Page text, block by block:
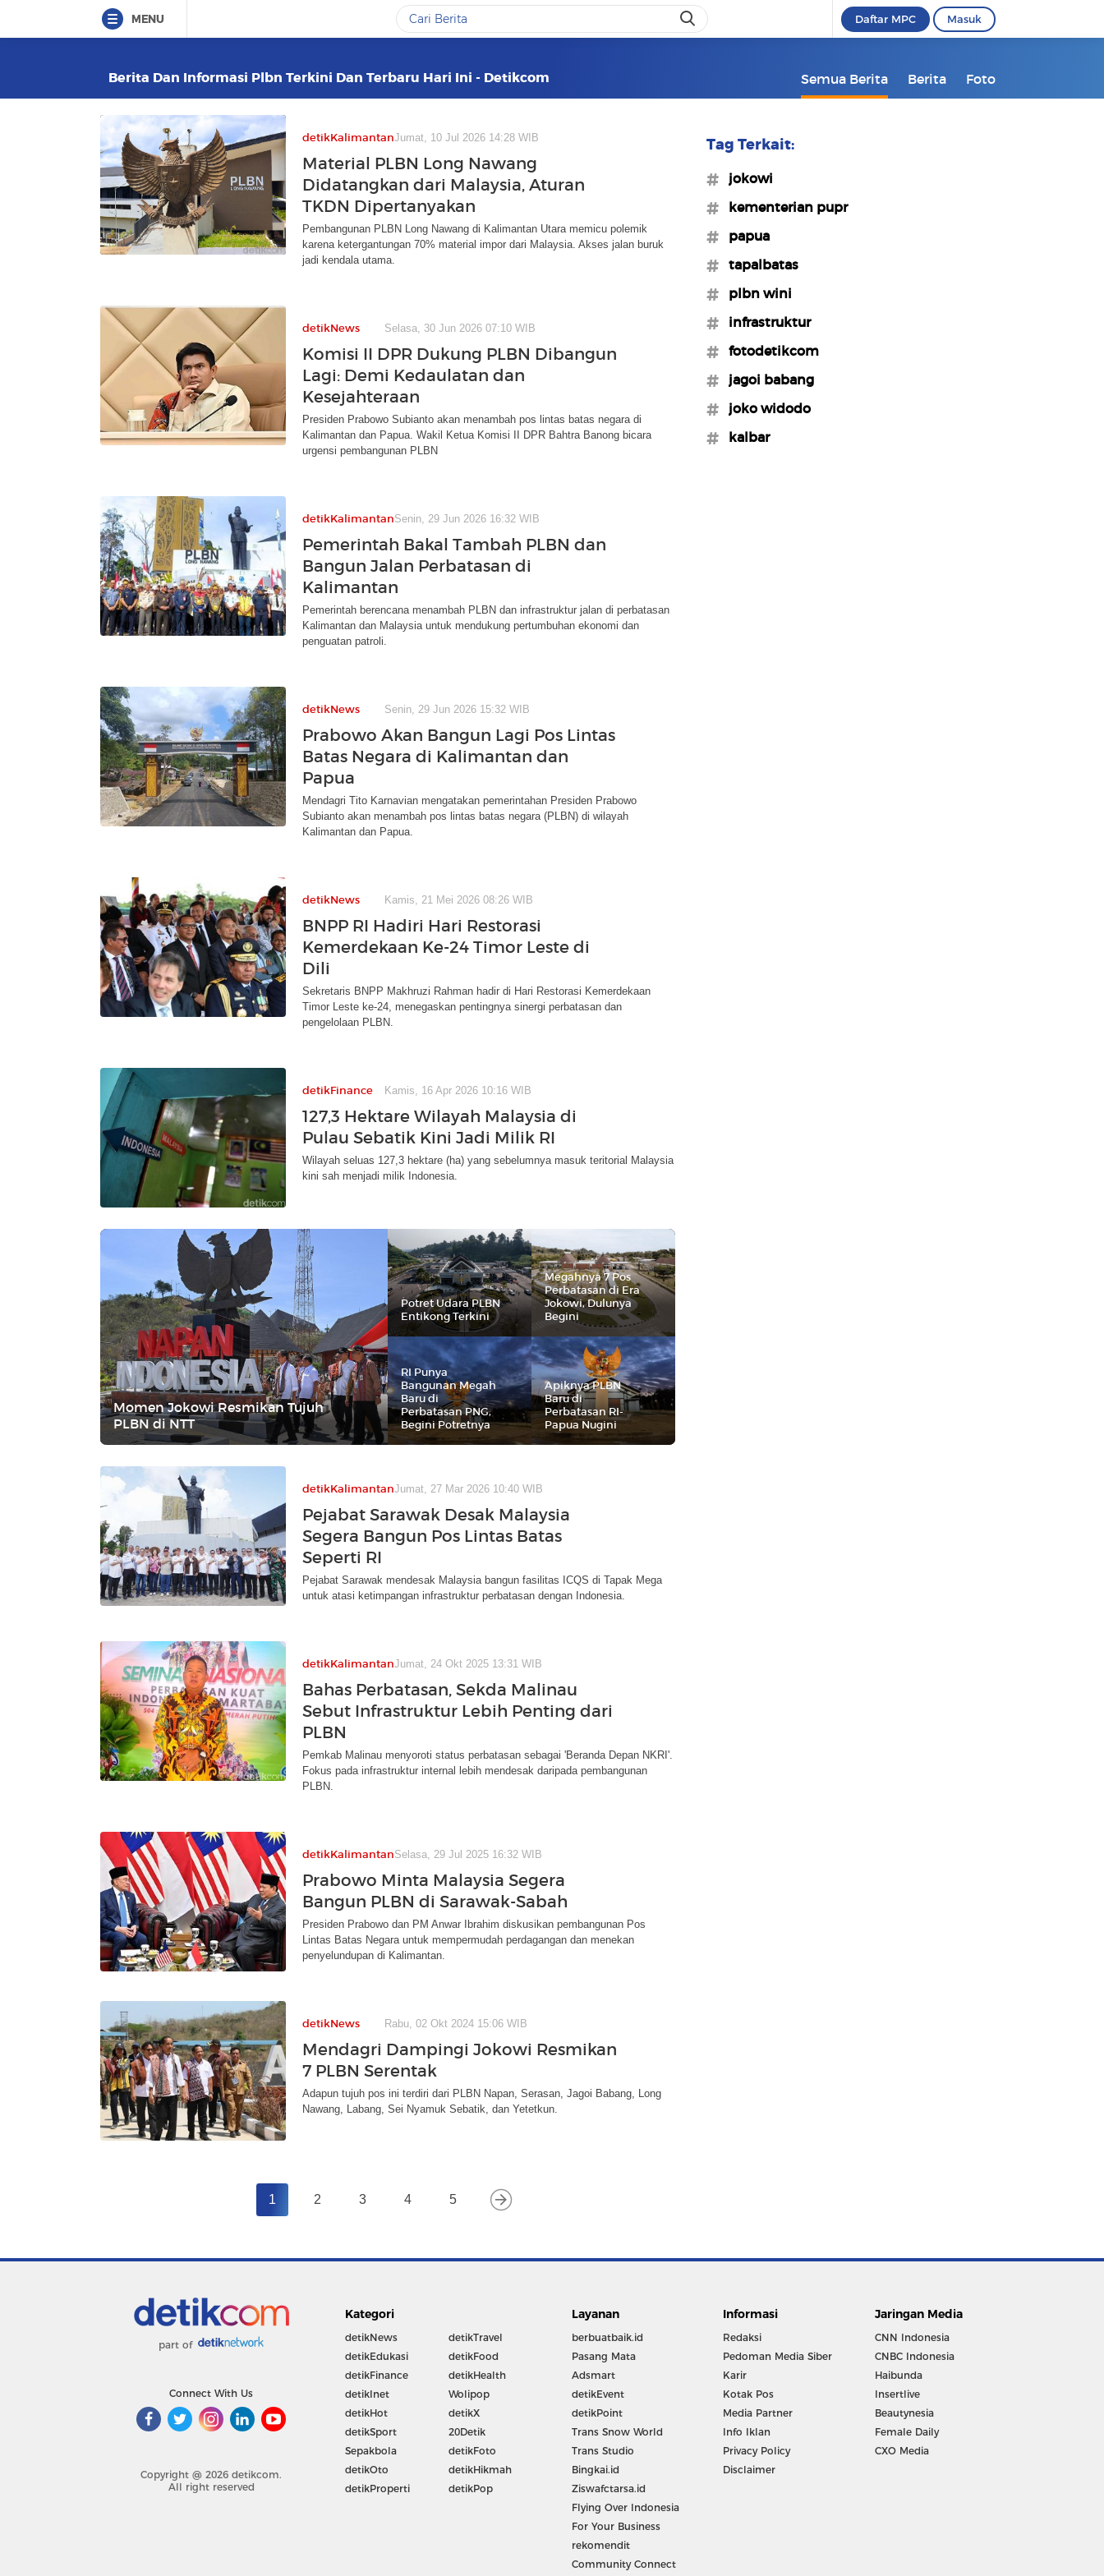
MENU Daftar MPC Masuk
Berita Dan Informasi Plbn Terkini Dan Terbaru Hari Ini - Detikcom Semua Berita Berita Foto
detikKalimantanJumat, 10 Jul 2026 14:28 WIB
Material PLBN Long Nawang
Didatangkan dari Malaysia, Aturan
TKDN Dipertanyakan
Pembangunan PLBN Long Nawang di Kalimantan Utara memicu polemik
karena ketergantungan 70% material impor dari Malaysia. Akses jalan buruk
jadi kendala utama.
detikNews Selasa, 30 Jun 2026 07:10 WIB
Komisi II DPR Dukung PLBN Dibangun
Lagi: Demi Kedaulatan dan
Kesejahteraan
Presiden Prabowo Subianto akan menambah pos lintas batas negara di
Kalimantan dan Papua. Wakil Ketua Komisi II DPR Bahtra Banong bicara
urgensi pembangunan PLBN
detikKalimantanSenin, 29 Jun 2026 16:32 WIB
Pemerintah Bakal Tambah PLBN dan
Bangun Jalan Perbatasan di
Kalimantan
Pemerintah berencana menambah PLBN dan infrastruktur jalan di perbatasan
Kalimantan dan Malaysia untuk mendukung pertumbuhan ekonomi dan
penguatan patroli.
detikNews Senin, 29 Jun 2026 15:32 WIB
Prabowo Akan Bangun Lagi Pos Lintas
Batas Negara di Kalimantan dan
Papua
Mendagri Tito Karnavian mengatakan pemerintahan Presiden Prabowo
Subianto akan menambah pos lintas batas negara (PLBN) di wilayah
Kalimantan dan Papua.
detikNews Kamis, 21 Mei 2026 08:26 WIB
BNPP RI Hadiri Hari Restorasi
Kemerdekaan Ke-24 Timor Leste di
Dili
Sekretaris BNPP Makhruzi Rahman hadir di Hari Restorasi Kemerdekaan
Timor Leste ke-24, menegaskan pentingnya sinergi perbatasan dan
pengelolaan PLBN.
detikFinance Kamis, 16 Apr 2026 10:16 WIB
127,3 Hektare Wilayah Malaysia di
Pulau Sebatik Kini Jadi Milik RI
Wilayah seluas 127,3 hektare (ha) yang sebelumnya masuk teritorial Malaysia
kini sah menjadi milik Indonesia.
Momen Jokowi Resmikan Tujuh
PLBN di NTT
Potret Udara PLBN
Entikong Terkini
Megahnya 7 Pos
Perbatasan di Era
Jokowi, Dulunya
Begini
RI Punya
Bangunan Megah
Baru di
Perbatasan PNG,
Begini Potretnya
Apiknya PLBN
Baru di
Perbatasan RI-
Papua Nugini
detikKalimantanJumat, 27 Mar 2026 10:40 WIB
Pejabat Sarawak Desak Malaysia
Segera Bangun Pos Lintas Batas
Seperti RI
Pejabat Sarawak mendesak Malaysia bangun fasilitas ICQS di Tapak Mega
untuk atasi ketimpangan infrastruktur perbatasan dengan Indonesia.
detikKalimantanJumat, 24 Okt 2025 13:31 WIB
Bahas Perbatasan, Sekda Malinau
Sebut Infrastruktur Lebih Penting dari
PLBN
Pemkab Malinau menyoroti status perbatasan sebagai 'Beranda Depan NKRI'.
Fokus pada infrastruktur internal lebih mendesak daripada pembangunan
PLBN.
detikKalimantanSelasa, 29 Jul 2025 16:32 WIB
Prabowo Minta Malaysia Segera
Bangun PLBN di Sarawak-Sabah
Presiden Prabowo dan PM Anwar Ibrahim diskusikan pembangunan Pos
Lintas Batas Negara untuk mempermudah perdagangan dan menekan
penyelundupan di Kalimantan.
detikNews Rabu, 02 Okt 2024 15:06 WIB
Mendagri Dampingi Jokowi Resmikan
7 PLBN Serentak
Adapun tujuh pos ini terdiri dari PLBN Napan, Serasan, Jagoi Babang, Long
Nawang, Labang, Sei Nyamuk Sebatik, dan Yetetkun.
1 2 3 4 5
Tag Terkait:
#jokowi
#kementerian pupr
#papua
#tapalbatas
#plbn wini
#infrastruktur
#fotodetikcom
#jagoi babang
#joko widodo
#kalbar
part of
Connect With Us
Copyright @ 2026 detikcom.
All right reserved
Kategori
detikNews
detikEdukasi
detikFinance
detikInet
detikHot
detikSport
Sepakbola
detikOto
detikProperti
detikTravel
detikFood
detikHealth
Wolipop
detikX
20Detik
detikFoto
detikHikmah
detikPop
Layanan
berbuatbaik.id
Pasang Mata
Adsmart
detikEvent
detikPoint
Trans Snow World
Trans Studio
Bingkai.id
Ziswafctarsa.id
Flying Over Indonesia
For Your Business
rekomendit
Community Connect
Informasi
Redaksi
Pedoman Media Siber
Karir
Kotak Pos
Media Partner
Info Iklan
Privacy Policy
Disclaimer
Jaringan Media
CNN Indonesia
CNBC Indonesia
Haibunda
Insertlive
Beautynesia
Female Daily
CXO Media